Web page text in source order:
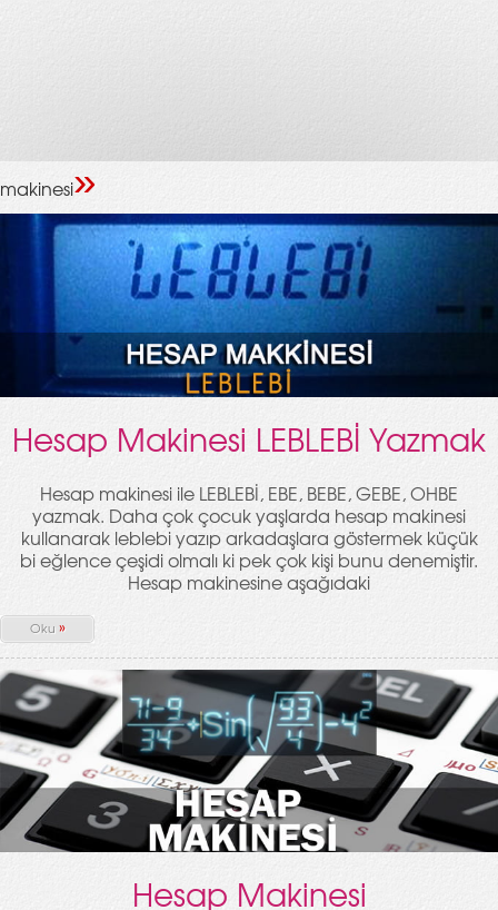
makinesi»
Hesap Makinesi LEBLEBİ Yazmak
Hesap makinesi ile LEBLEBİ, EBE, BEBE, GEBE, OHBE
yazmak. Daha çok çocuk yaşlarda hesap makinesi
kullanarak leblebi yazıp arkadaşlara göstermek küçük
bi eğlence çeşidi olmalı ki pek çok kişi bunu denemiştir.
Hesap makinesine aşağıdaki
Oku »
Hesap Makinesi